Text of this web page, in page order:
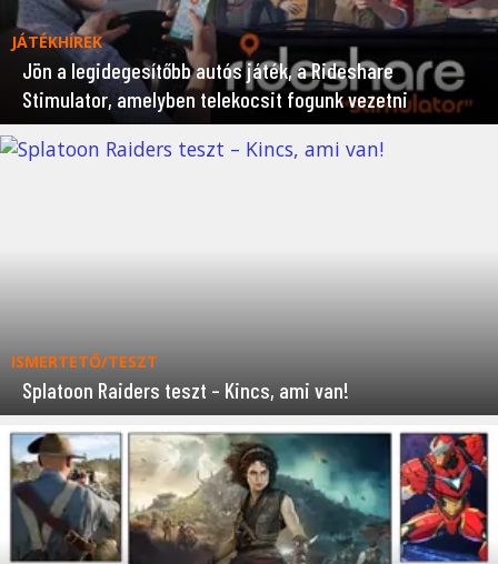
JÁTÉKHÍREK
Jön a legidegesítőbb autós játék, a Rideshare
Stimulator, amelyben telekocsit fogunk vezetni
ISMERTETŐ/TESZT
Splatoon Raiders teszt – Kincs, ami van!